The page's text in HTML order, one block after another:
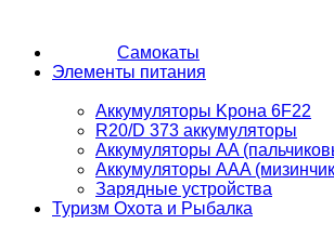
Самокаты
Элементы питания
Аккумуляторы Kрона 6F22
R20/D 373 аккумуляторы
Аккумуляторы AA
Аккумуляторы AAA
Зарядные устройства
Туризм Охота и Рыбалка